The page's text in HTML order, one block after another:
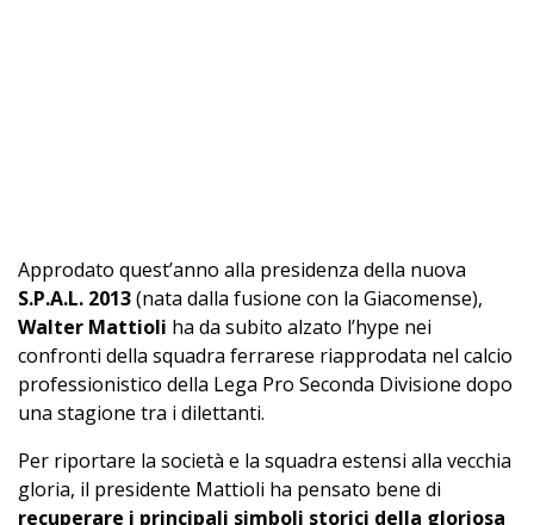
Approdato quest’anno alla presidenza della nuova
S.P.A.L. 2013(nata dalla fusione con la Giacomense),
Walter Mattioli ha da subito alzato l’hype nei
confronti della squadra ferrarese riapprodata nel calcio
professionistico della Lega Pro Seconda Divisione dopo
una stagione tra i dilettanti.
Per riportare la società e la squadra estensi alla vecchia
gloria, il presidente Mattioli ha pensato bene di
recuperare i principali simboli storici della gloriosa